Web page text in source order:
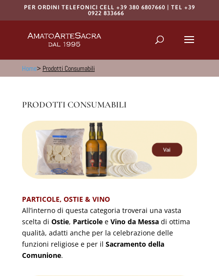
PER ORDINI TELEFONICI CELL +39 380 6807660 | TEL +39
0922 833666
Home> Prodotti Consumabili
PRODOTTI CONSUMABILI
PARTICOLE, OSTIE & VINO
All’interno di questa categoria troverai una vasta
scelta di Ostie, Particolee Vino da Messadi ottima
qualità, adatti anche per la celebrazione delle
funzioni religiose e per il Sacramento della
Comunione.